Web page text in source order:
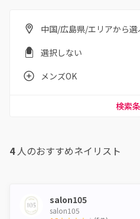
選択しない
メンズOK
検索
4人のおすすめネイリスト
salon105
salon105